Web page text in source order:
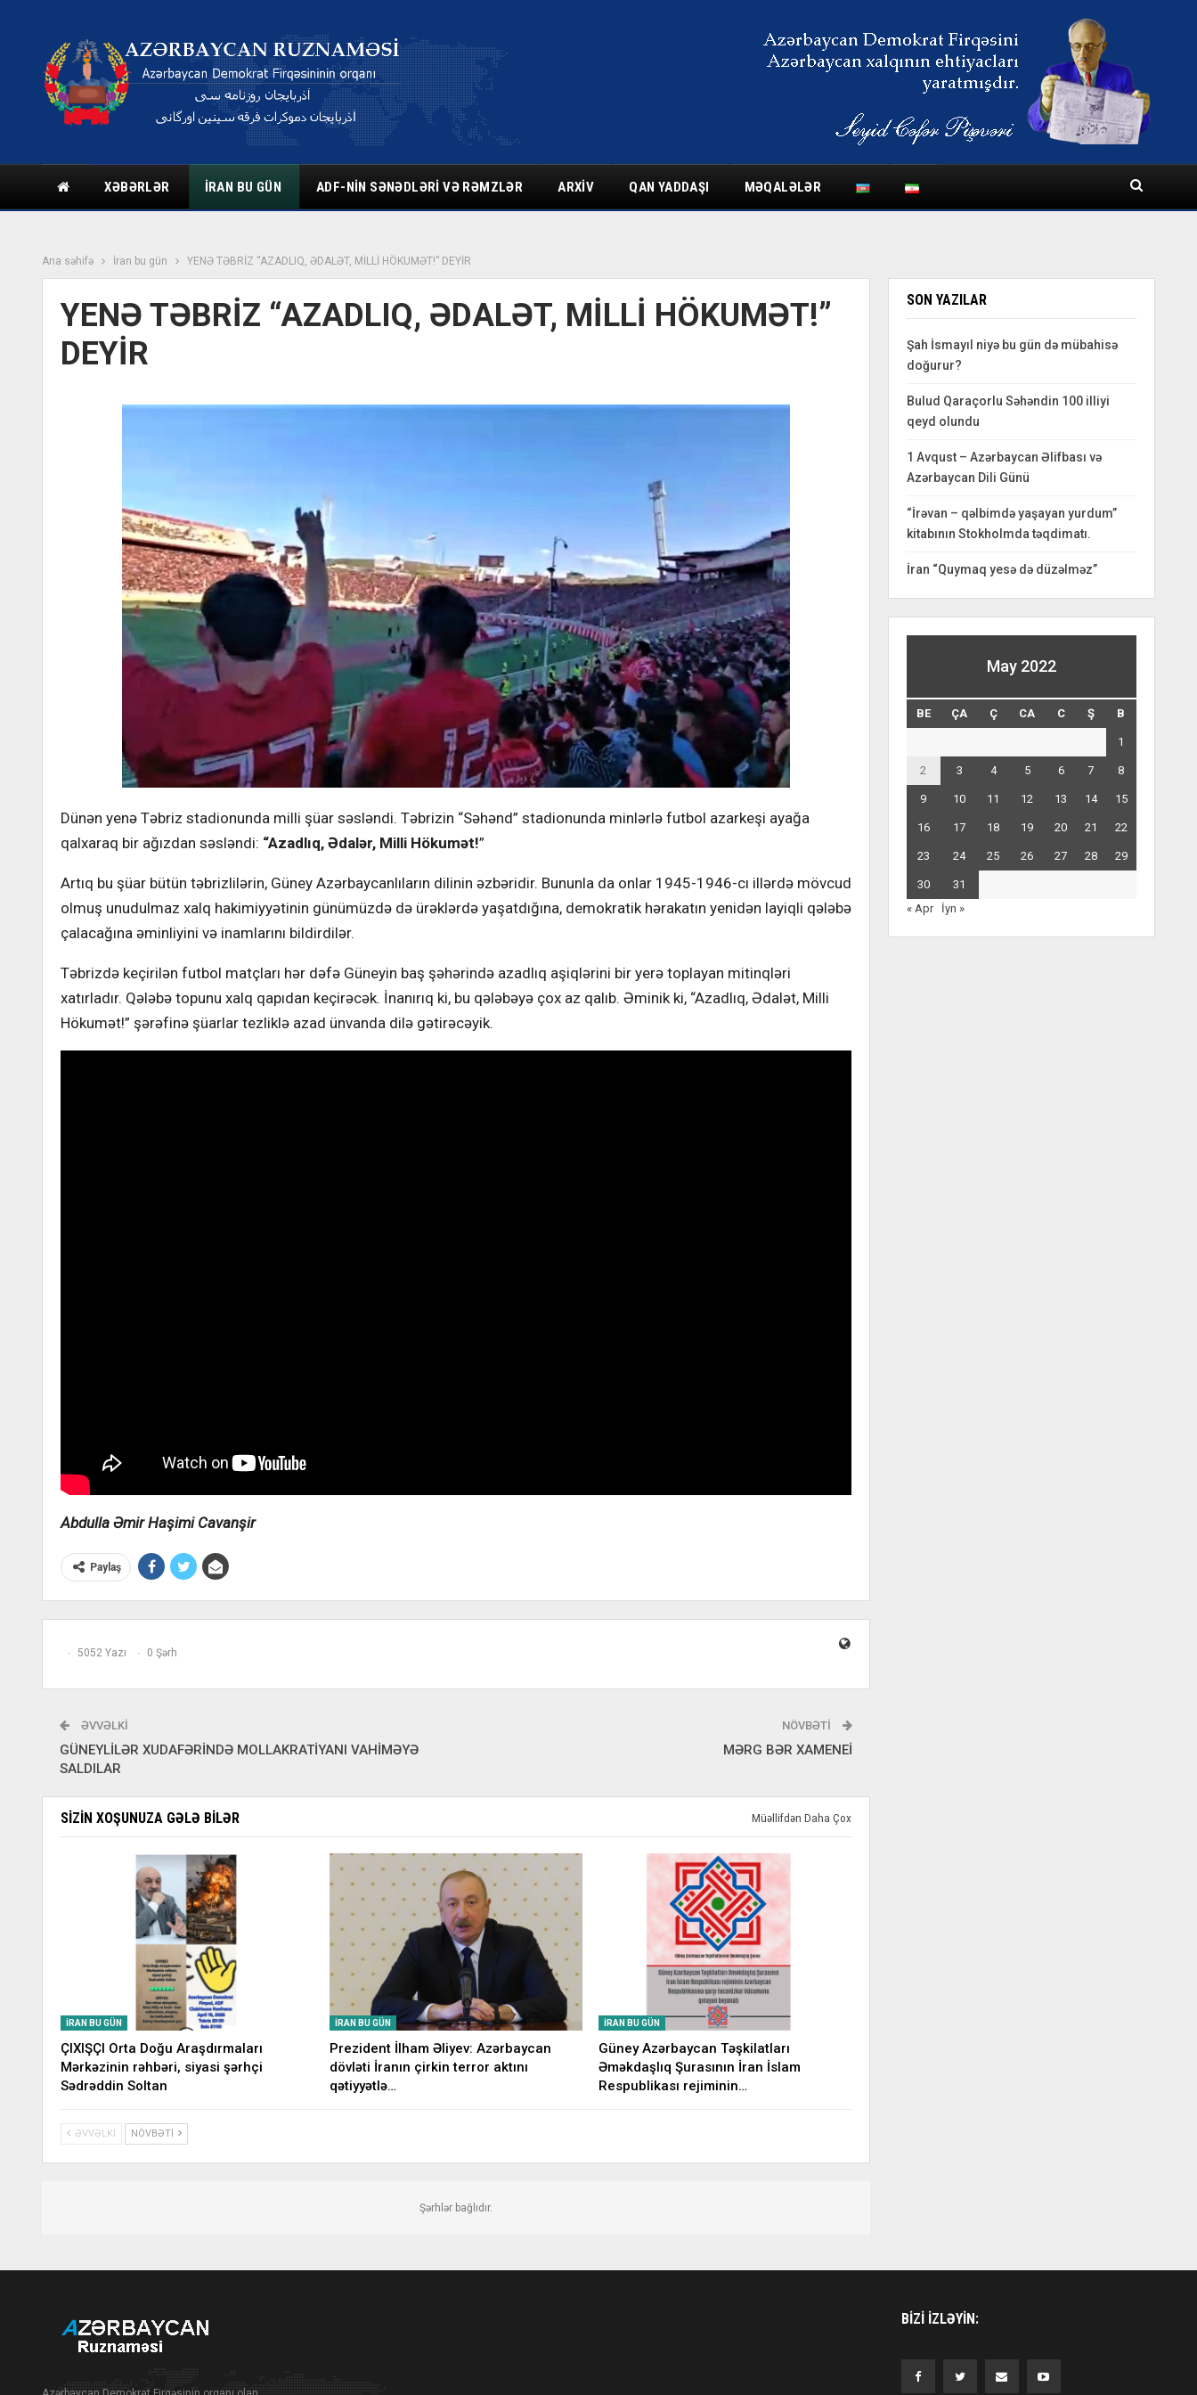
XƏBƏRLƏR İRAN BU GÜN ADF-NIN SƏNƏDLƏRI VƏ RƏMZLƏR ARXIV QAN YADDAŞI MƏQALƏLƏR
Ana səhifə İran bu gün YENƏ TƏBRİZ “AZADLIQ, ƏDALƏT, MİLLİ HÖKUMƏT!” DEYİR
YENƏ TƏBRİZ “AZADLIQ, ƏDALƏT, MİLLİ HÖKUMƏT!”
DEYİR
Dünən yenə Təbriz stadionunda milli şüar səsləndi. Təbrizin “Səhənd” stadionunda minlərlə futbol azarkeşi ayağa
qalxaraq bir ağızdan səsləndi: “Azadlıq, Ədalər, Milli Hökumət!”
Artıq bu şüar bütün təbrizlilərin, Güney Azərbaycanlıların dilinin əzbəridir. Bununla da onlar 1945-1946-cı illərdə mövcud
olmuş unudulmaz xalq hakimiyyətinin günümüzdə də ürəklərdə yaşatdığına, demokratik hərakatın yenidən layiqli qələbə
çalacağına əminliyini və inamlarını bildirdilər.
Təbrizdə keçirilən futbol matçları hər dəfə Güneyin baş şəhərində azadlıq aşiqlərini bir yerə toplayan mitinqləri
xatırladır. Qələbə topunu xalq qapıdan keçirəcək. İnanırıq ki, bu qələbəyə çox az qalıb. Əminik ki, “Azadlıq, Ədalət, Milli
Hökumət!” şərəfinə şüarlar tezliklə azad ünvanda dilə gətirəcəyik.
Abdulla Əmir Haşimi Cavanşir
Paylaş
5052 Yazı 0 Şərh
ƏVVƏLKI
GÜNEYLİLƏR XUDAFƏRİNDƏ MOLLAKRATİYANI VAHİMƏYƏ
SALDILAR
NÖVBƏTI
MƏRG BƏR XAMENEİ
SIZIN XOŞUNUZA GƏLƏ BILƏR Müəllifdən Daha Çox
İRAN BU GÜN
ÇIXIŞÇI Orta Doğu Araşdırmaları
Mərkəzinin rəhbəri, siyasi şərhçi
Sədrəddin Soltan
İRAN BU GÜN
Prezident İlham Əliyev: Azərbaycan
dövləti İranın çirkin terror aktını
qətiyyətlə…
İRAN BU GÜN
Güney Azərbaycan Təşkilatları
Əməkdaşlıq Şurasının İran İslam
Respublikası rejiminin…
ƏVVƏLKI NÖVBƏTI
Şərhlər bağlıdır.
SON YAZILAR
Şah İsmayıl niyə bu gün də mübahisə
doğurur?
Bulud Qaraçorlu Səhəndin 100 illiyi
qeyd olundu
1 Avqust – Azərbaycan Əlifbası və
Azərbaycan Dili Günü
“İrəvan – qəlbimdə yaşayan yurdum”
kitabının Stokholmda təqdimatı.
İran “Quymaq yesə də düzəlməz”
May 2022
BE ÇA Ç CA C Ş B
1
2 3 4 5 6 7 8
9 10 11 12 13 14 15
16 17 18 19 20 21 22
23 24 25 26 27 28 29
30
31
« Apr
İyn »
BIZI IZLƏYIN: